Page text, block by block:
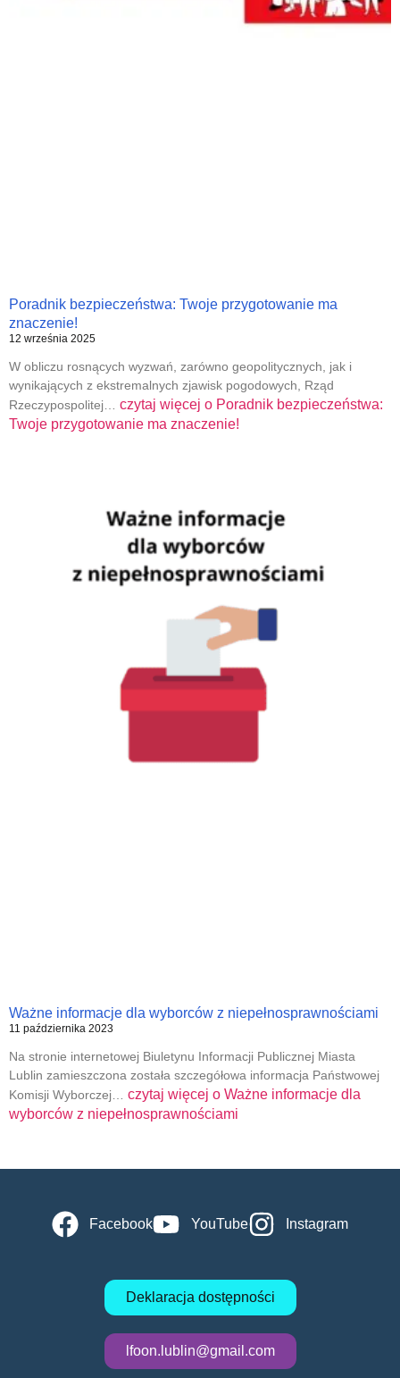
Poradnik bezpieczeństwa: Twoje przygotowanie ma
znaczenie!
12 września 2025
W obliczu rosnących wyzwań, zarówno geopolitycznych, jak i
wynikających z ekstremalnych zjawisk pogodowych, Rząd
Rzeczypospolitej… czytaj więcej o Poradnik bezpieczeństwa:
Twoje przygotowanie ma znaczenie!
Ważne informacje dla wyborców z niepełnosprawnościami
11 października 2023
Na stronie internetowej Biuletynu Informacji Publicznej Miasta
Lublin zamieszczona została szczegółowa informacja Państwowej
Komisji Wyborczej… czytaj więcej o Ważne informacje dla
wyborców z niepełnosprawnościami
Facebook YouTube Instagram
Deklaracja dostępności
lfoon.lublin@gmail.com